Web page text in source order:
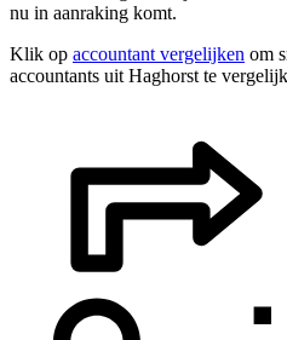
nu in aanraking komt.
Klik op accountant vergelijken om
accountants uit Haghorst te